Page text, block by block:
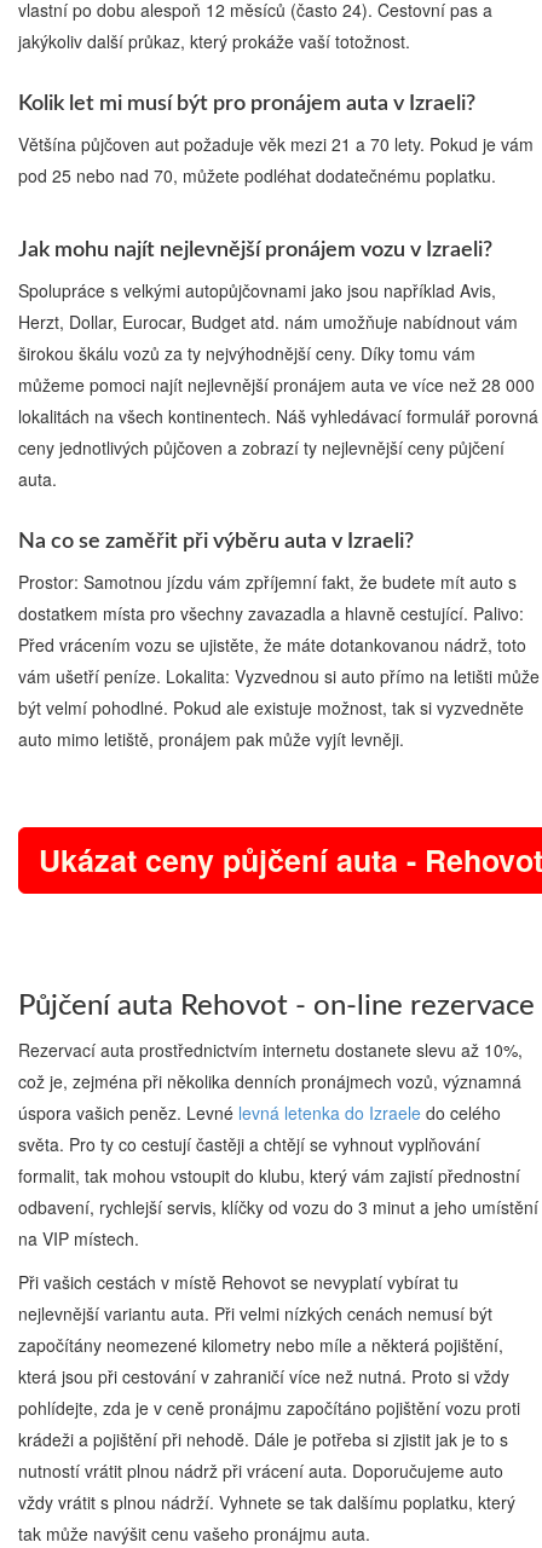
vlastní po dobu alespoň 12 měsíců (často 24). Cestovní pas a
jakýkoliv další průkaz, který prokáže vaší totožnost.
Kolik let mi musí být pro pronájem auta v Izraeli?
Většína půjčoven aut požaduje věk mezi 21 a 70 lety. Pokud je vám
pod 25 nebo nad 70, můžete podléhat dodatečnému poplatku.
Jak mohu najít nejlevnější pronájem vozu v Izraeli?
Spolupráce s velkými autopůjčovnami jako jsou například Avis,
Herzt, Dollar, Eurocar, Budget atd. nám umožňuje nabídnout vám
širokou škálu vozů za ty nejvýhodnější ceny. Díky tomu vám
můžeme pomoci najít nejlevnější pronájem auta ve více než 28 000
lokalitách na všech kontinentech. Náš vyhledávací formulář porovná
ceny jednotlivých půjčoven a zobrazí ty nejlevnější ceny půjčení
auta.
Na co se zaměřit při výběru auta v Izraeli?
Prostor: Samotnou jízdu vám zpříjemní fakt, že budete mít auto s
dostatkem místa pro všechny zavazadla a hlavně cestující. Palivo:
Před vrácením vozu se ujistěte, že máte dotankovanou nádrž, toto
vám ušetří peníze. Lokalita: Vyzvednou si auto přímo na letišti může
být velmí pohodlné. Pokud ale existuje možnost, tak si vyzvedněte
auto mimo letiště, pronájem pak může vyjít levněji.
Ukázat ceny půjčení auta - Rehovot
Půjčení auta Rehovot - on-line rezervace
Rezervací auta prostřednictvím internetu dostanete slevu až 10%,
což je, zejména při několika denních pronájmech vozů, významná
úspora vašich peněz. Levné levná letenka do Izraele do celého
světa. Pro ty co cestují častěji a chtějí se vyhnout vyplňování
formalit, tak mohou vstoupit do klubu, který vám zajistí přednostní
odbavení, rychlejší servis, klíčky od vozu do 3 minut a jeho umístění
na VIP místech.
Při vašich cestách v místě Rehovot se nevyplatí vybírat tu
nejlevnější variantu auta. Při velmi nízkých cenách nemusí být
započítány neomezené kilometry nebo míle a některá pojištění,
která jsou při cestování v zahraničí více než nutná. Proto si vždy
pohlídejte, zda je v ceně pronájmu započítáno pojištění vozu proti
krádeži a pojištění při nehodě. Dále je potřeba si zjistit jak je to s
nutností vrátit plnou nádrž při vrácení auta. Doporučujeme auto
vždy vrátit s plnou nádrží. Vyhnete se tak dalšímu poplatku, který
tak může navýšit cenu vašeho pronájmu auta.